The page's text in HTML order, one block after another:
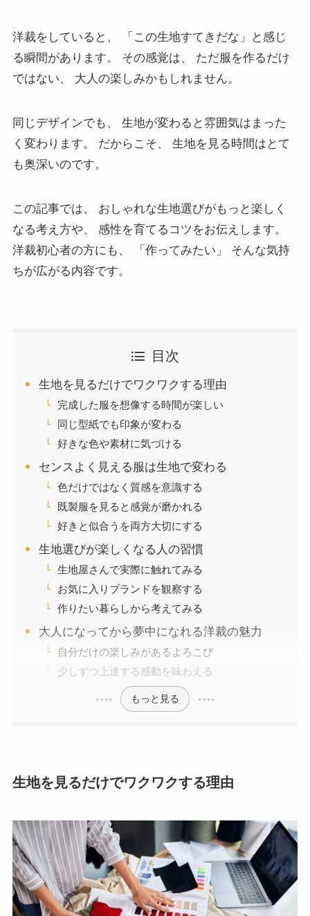
洋裁をしていると、 「この生地すてきだな」と感じ
る瞬間があります。 その感覚は、 ただ服を作るだけ
ではない、 大人の楽しみかもしれません。
同じデザインでも、 生地が変わると雰囲気はまった
く変わります。 だからこそ、 生地を見る時間はとて
も奥深いのです。
この記事では、 おしゃれな生地選びがもっと楽しく
なる考え方や、 感性を育てるコツをお伝えします。
洋裁初心者の方にも、 「作ってみたい」 そんな気持
ちが広がる内容です。
目次
生地を見るだけでワクワクする理由
完成した服を想像する時間が楽しい
同じ型紙でも印象が変わる
好きな色や素材に気づける
センスよく見える服は生地で変わる
色だけではなく質感を意識する
既製服を見ると感覚が磨かれる
好きと似合うを両方大切にする
生地選びが楽しくなる人の習慣
生地屋さんで実際に触れてみる
お気に入りブランドを観察する
作りたい暮らしから考えてみる
大人になってから夢中になれる洋裁の魅力
自分だけの楽しみがあるよろこび
少しずつ上達する感動を味わえる
もっと見る
生地を見るだけでワクワクする理由